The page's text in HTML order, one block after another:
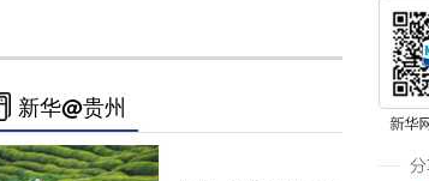
新华@贵州